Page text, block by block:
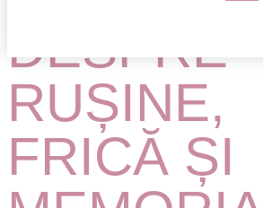
DESPRE
RUȘINE,
FRICĂ ȘI